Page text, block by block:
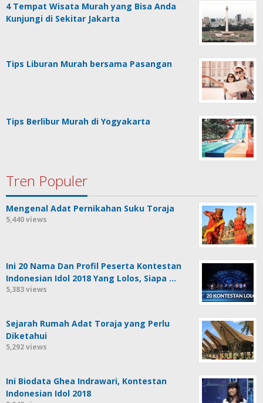
4 Tempat Wisata Murah yang Bisa Anda
Kunjungi di Sekitar Jakarta
Tips Liburan Murah bersama Pasangan
Tips Berlibur Murah di Yogyakarta
Tren Populer
Mengenal Adat Pernikahan Suku Toraja
5,440 views
Ini 20 Nama Dan Profil Peserta Kontestan
Indonesian Idol 2018 Yang Lolos, Siapa …
5,383 views
Sejarah Rumah Adat Toraja yang Perlu
Diketahui
5,292 views
Ini Biodata Ghea Indrawari, Kontestan
Indonesian Idol 2018